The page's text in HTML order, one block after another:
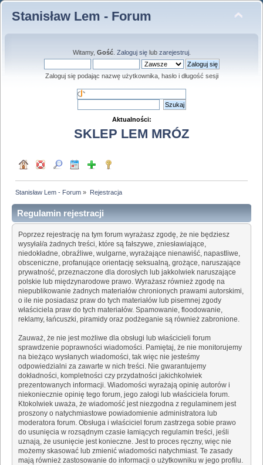
Stanisław Lem - Forum
Witamy, Gość. Zaloguj sięlub zarejestruj.
Zaloguj się podając nazwę użytkownika, hasło i długość sesji
Aktualności:
SKLEP LEM MRÓZ
Stanisław Lem - Forum » Rejestracja
Regulamin rejestracji
Poprzez rejestrację na tym forum wyrażasz zgodę, że nie będziesz
wysyłał/a żadnych treści, które są fałszywe, zniesławiające,
niedokładne, obraźliwe, wulgarne, wyrażające nienawiść, napastliwe,
obsceniczne, profanujące orientację seksualną, grożące, naruszające
prywatność, przeznaczone dla dorosłych lub jakkolwiek naruszające
polskie lub międzynarodowe prawo. Wyrażasz również zgodę na
niepublikowanie żadnych materiałów chronionych prawami autorskimi,
o ile nie posiadasz praw do tych materiałów lub pisemnej zgody
właściciela praw do tych materiałów. Spamowanie, floodowanie,
reklamy, łańcuszki, piramidy oraz podżeganie są również zabronione.
Zauważ, że nie jest możliwe dla obsługi lub właścicieli forum
sprawdzenie poprawności wiadomości. Pamiętaj, że nie monitorujemy
na bieżąco wysłanych wiadomości, tak więc nie jesteśmy
odpowiedzialni za zawarte w nich treści. Nie gwarantujemy
dokładności, kompletności czy przydatności jakichkolwiek
prezentowanych informacji. Wiadomości wyrażają opinię autorów i
niekoniecznie opinię tego forum, jego załogi lub właściciela forum.
Ktokolwiek uważa, że wiadomość jest niezgodna z regulaminem jest
proszony o natychmiastowe powiadomienie administratora lub
moderatora forum. Obsługa i właściciel forum zastrzega sobie prawo
do usunięcia w rozsądnym czasie łamiących regulamin treści, jeśli
uznają, że usunięcie jest konieczne. Jest to proces ręczny, więc nie
możemy skasować lub zmienić wiadomości natychmiast. Te zasady
mają również zastosowanie do informacji o użytkowniku w jego profilu.